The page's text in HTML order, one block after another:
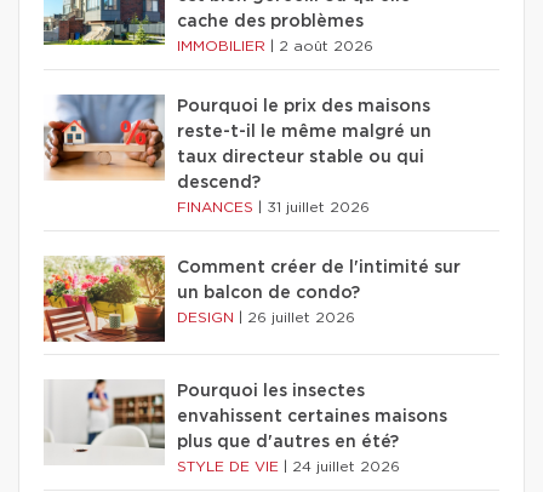
cache des problèmes
IMMOBILIER 2 août 2026
Pourquoi le prix des maisons
reste-t-il le même malgré un
taux directeur stable ou qui
descend?
FINANCES 31 juillet 2026
Comment créer de l'intimité sur
un balcon de condo?
DESIGN 26 juillet 2026
Pourquoi les insectes
envahissent certaines maisons
plus que d'autres en été?
STYLE DE VIE 24 juillet 2026